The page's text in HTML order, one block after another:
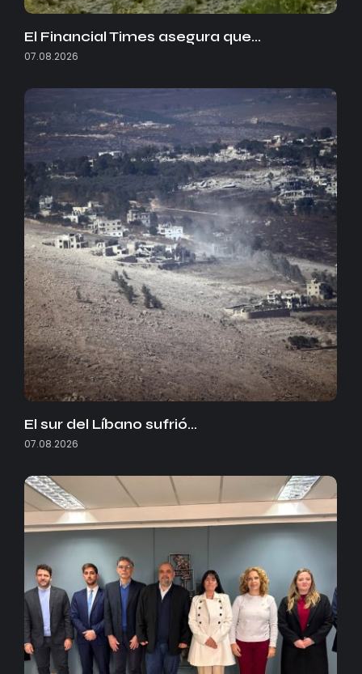
El Financial Times asegura que…
07.08.2026
El sur del Líbano sufrió…
07.08.2026